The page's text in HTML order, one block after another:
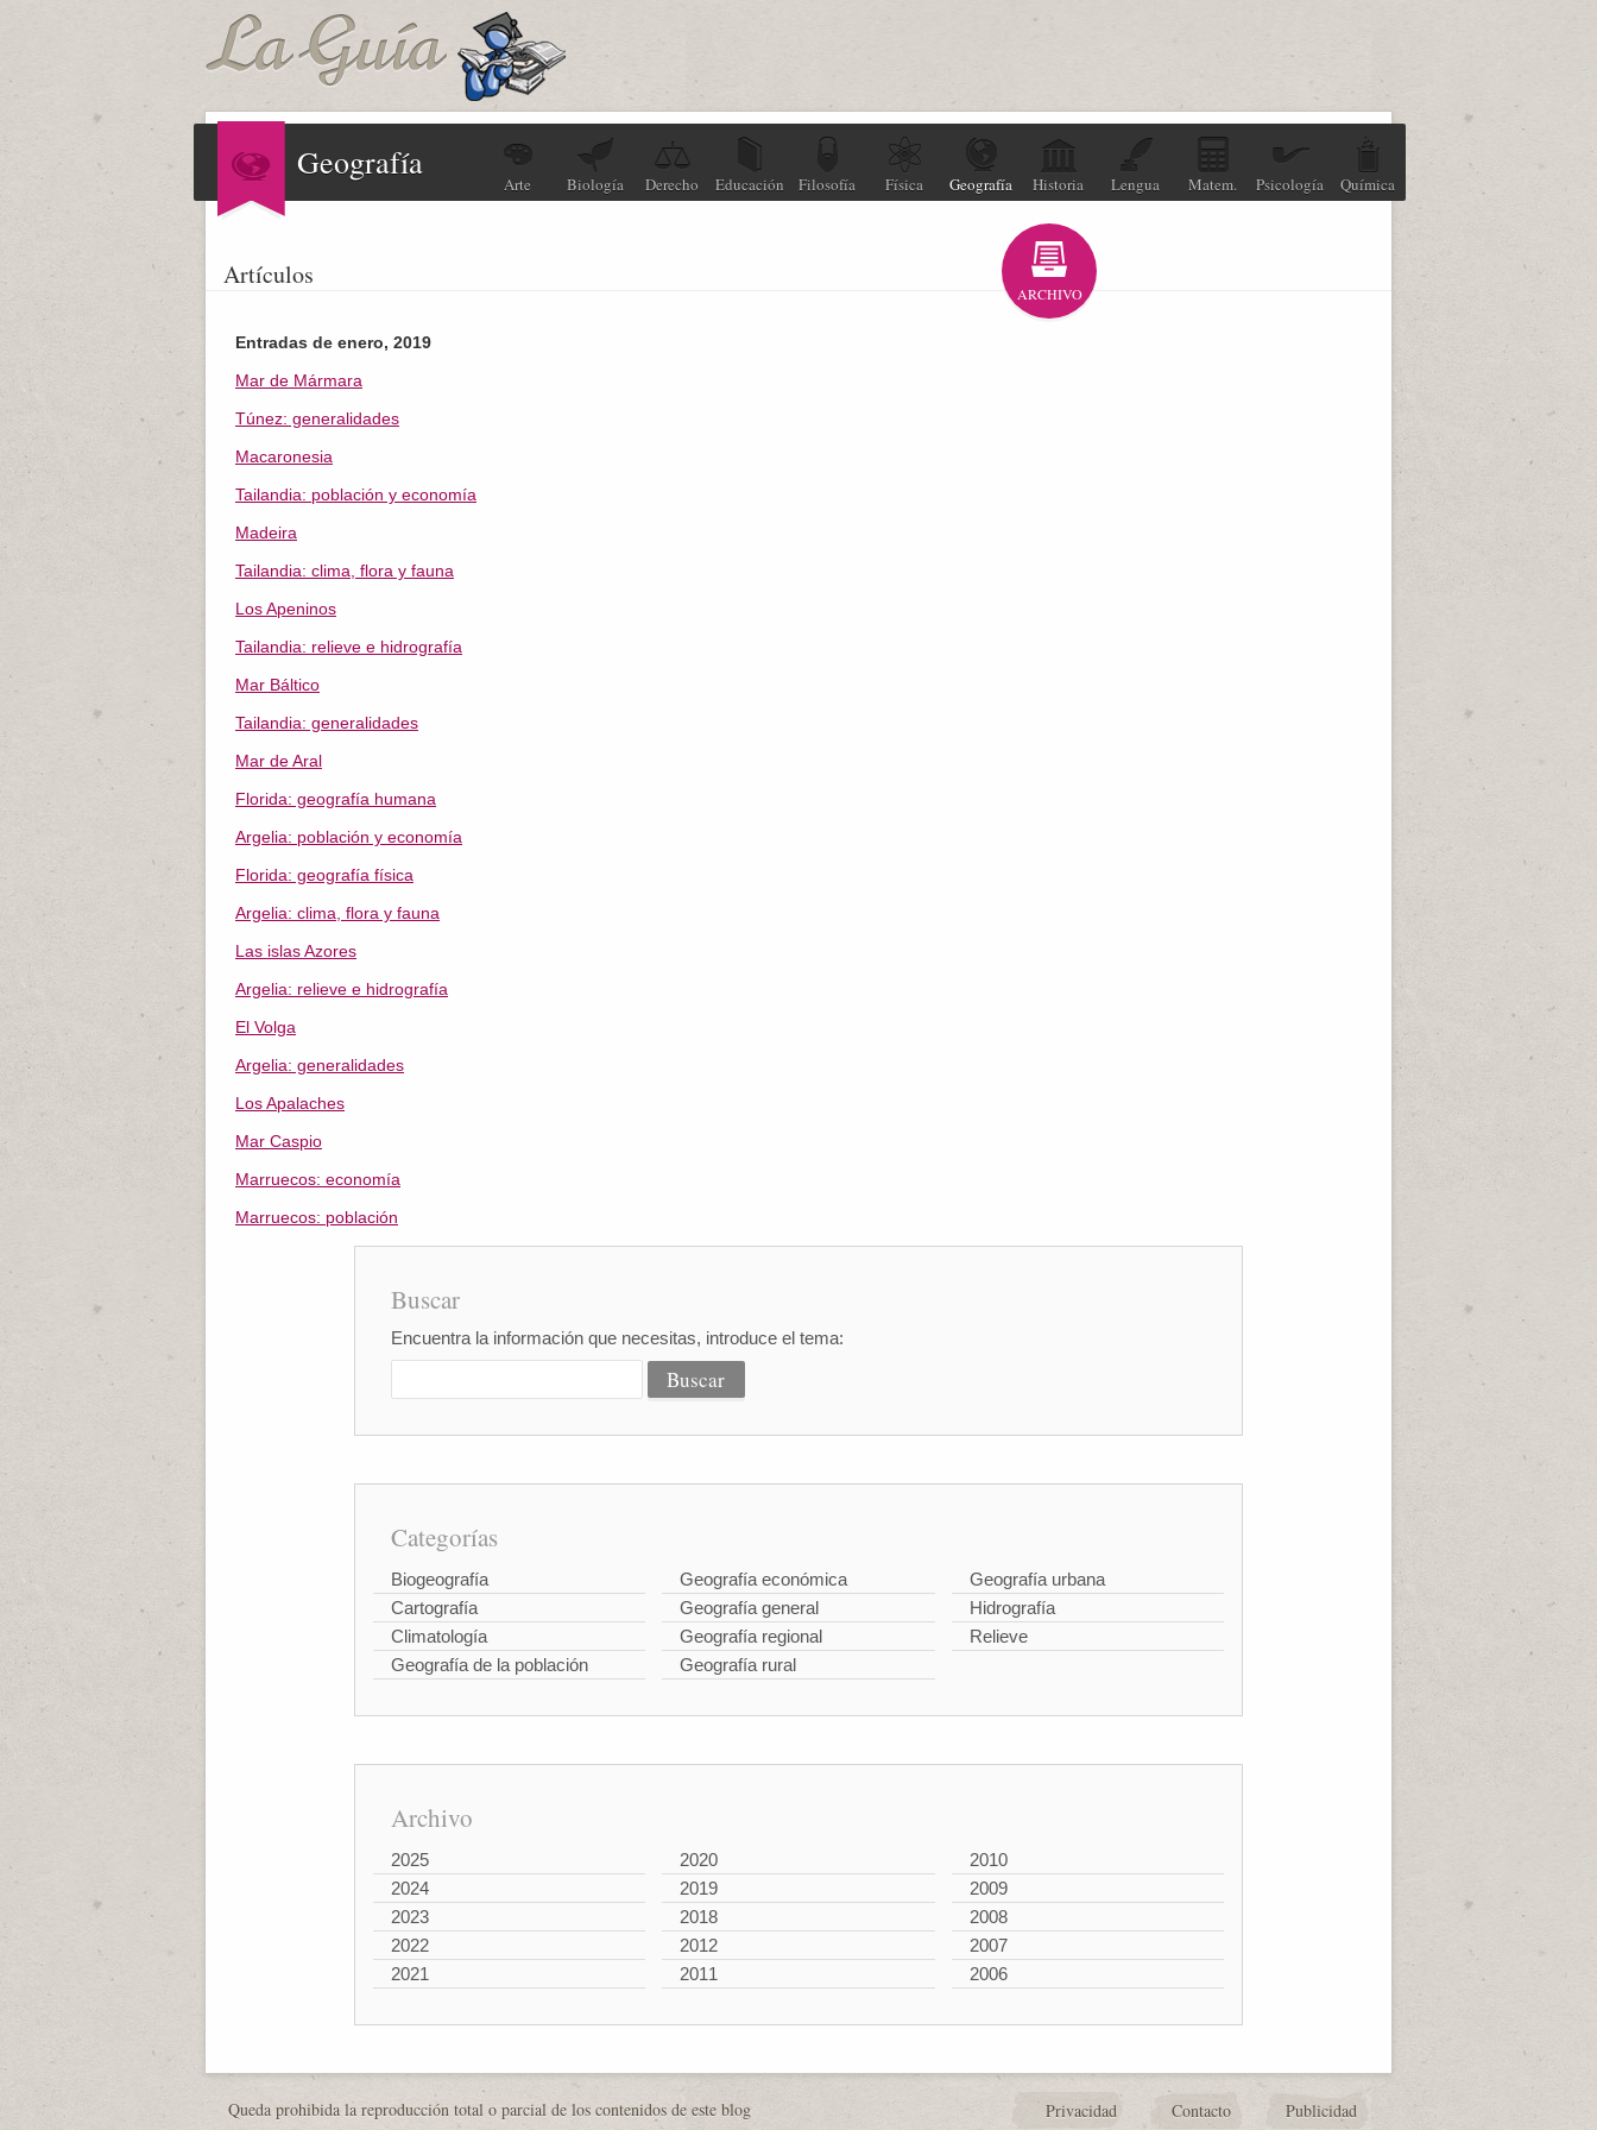
Geografía
Arte Biología Derecho Educación Filosofía Física Geografía Historia Lengua Matem. Psicología Química
Artículos
ARCHIVO
Entradas de enero, 2019
Mar de Mármara
Túnez: generalidades
Macaronesia
Tailandia: población y economía
Madeira
Tailandia: clima, flora y fauna
Los Apeninos
Tailandia: relieve e hidrografía
Mar Báltico
Tailandia: generalidades
Mar de Aral
Florida: geografía humana
Argelia: población y economía
Florida: geografía física
Argelia: clima, flora y fauna
Las islas Azores
Argelia: relieve e hidrografía
El Volga
Argelia: generalidades
Los Apalaches
Mar Caspio
Marruecos: economía
Marruecos: población
Buscar
Encuentra la información que necesitas, introduce el tema:
Categorías
Biogeografía
Cartografía
Climatología
Geografía de la población
Geografía económica
Geografía general
Geografía regional
Geografía rural
Geografía urbana
Hidrografía
Relieve
Archivo
2025
2024
2023
2022
2021
2020
2019
2018
2012
2011
2010
2009
2008
2007
2006
Queda prohibida la reproducción total o parcial de los contenidos de este blog Privacidad Contacto Publicidad